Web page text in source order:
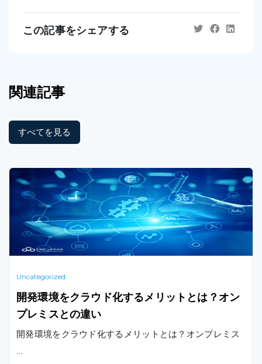
この記事をシェアする
関連記事
すべてを見る
Uncategorized
開発環境をクラウド化するメリットとは？オン
プレミスとの違い
開発環境をクラウド化するメリットとは？オンプレミス
…